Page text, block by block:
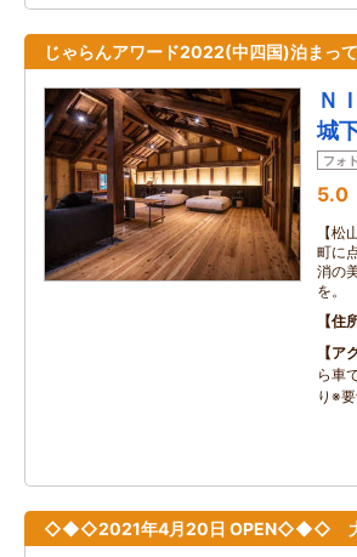
じゃらんアワード2022(中四国)泊まっ
Ｎ
城
フォ
5.0
【
町に
消の
を。
住
ア
ら車
り※要
◇◆◇2021年4月20日 OPEN◇◆◇ 大